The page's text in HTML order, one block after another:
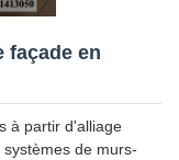
façade en
à partir d'alliage
de murs-